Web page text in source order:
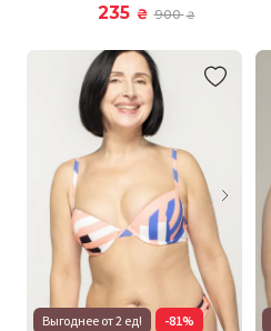
235 ₴ 900₴
Выгоднее от 2 ед! -81%